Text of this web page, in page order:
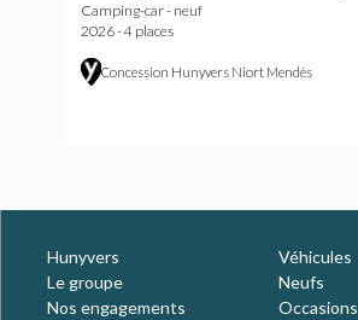
Camping-car - neuf
2026 - 4 places
Concession Hunyvers Niort Mendès
Hunyvers
Le groupe
Nos engagements
Véhicules
Neufs
Occasions